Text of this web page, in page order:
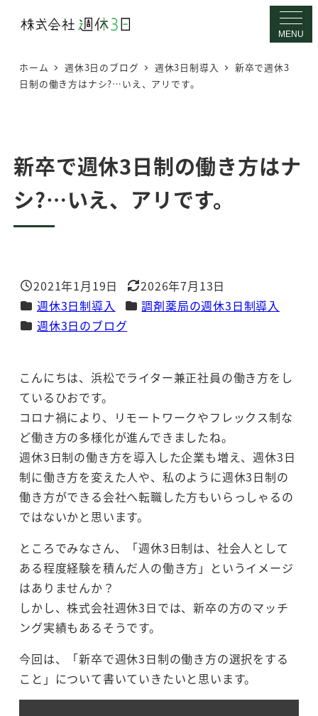
ツ
へ
移
動
MENU
ホーム 週休3日のブログ 週休3日制導入
新卒で週休3
日制の働き方はナシ?…いえ、アリです。
新卒で週休3日制の働き方はナ
シ?…いえ、アリです。
投稿日
2021年1月19日
更新日
2026年7月13日
カテゴリー
週休3日制導入 カテゴリー
調剤薬局の週休3日制導入
カテゴリー
週休3日のブログ
こんにちは、浜松でライター兼正社員の働き方をし
ているひおです。
コロナ禍により、リモートワークやフレックス制な
ど働き方の多様化が進んできましたね。
週休3日制の働き方を導入した企業も増え、週休3日
制に働き方を変えた人や、私のように週休3日制の
働き方ができる会社へ転職した方もいらっしゃるの
ではないかと思います。
ところでみなさん、「週休3日制は、社会人として
ある程度経験を積んだ人の働き方」というイメージ
はありませんか？
しかし、株式会社週休3日では、新卒の方のマッチ
ング実績もあるそうです。
今回は、「新卒で週休3日制の働き方の選択をする
こと」について書いていきたいと思います。